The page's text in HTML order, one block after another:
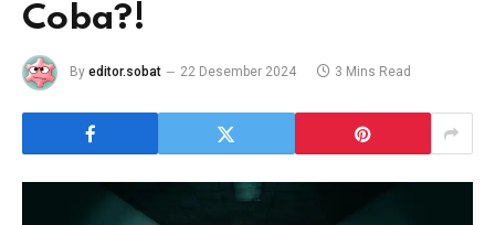
Coba?!
By editor.sobat 22 Desember 2024 3 Mins Read